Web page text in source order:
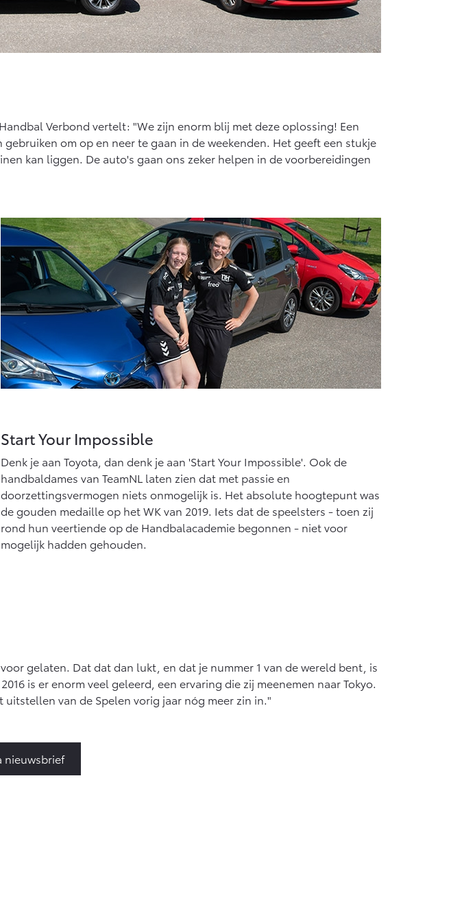
Verbond vertelt: "We zijn enorm blij met deze oplossing! Een
om op en neer te gaan in de weekenden. Het geeft een stukje
kan liggen. De auto's gaan ons zeker helpen in de voorbereidingen
Start Your Impossible
Denk je aan Toyota, dan denk je aan 'Start Your Impossible'. Ook de
handbaldames van TeamNL laten zien dat met passie en
doorzettingsvermogen niets onmogelijk is. Het absolute hoogtepunt was
de gouden medaille op het WK van 2019. Iets dat de speelsters - toen zij
rond hun veertiende op de Handbalacademie begonnen - niet voor
mogelijk hadden gehouden.
gelaten. Dat dat dan lukt, en dat je nummer 1 van de wereld bent, is
is er enorm veel geleerd, een ervaring die zij meenemen naar Tokyo.
van de Spelen vorig jaar nóg meer zin in."
nieuwsbrief